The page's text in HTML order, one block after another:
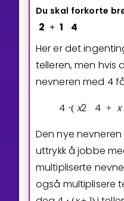
Du skal forkorte
2 + 1
4
Her er det
telleren, men hvis
nevneren med 4
4 ⋅( x2 4 + x
Den nye
uttrykk å jobbe
multipliserte
også multiplisere